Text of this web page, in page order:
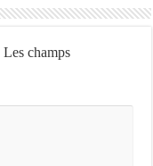
Les champs